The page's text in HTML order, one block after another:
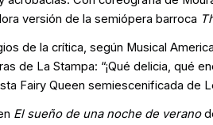
versión de la semiópera barroca
de la crítica, según Musical
de La Stampa: “¡Qué delicia, qué
Fairy Queen semiescenificada de
El sueño de una noche de verano